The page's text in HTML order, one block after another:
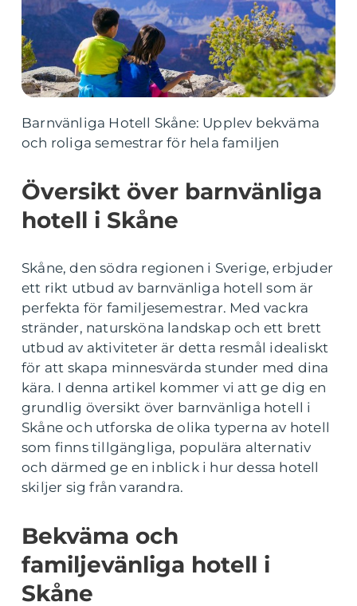
Barnvänliga Hotell Skåne: Upplev bekväma
och roliga semestrar för hela familjen
Översikt över barnvänliga
hotell i Skåne
Skåne, den södra regionen i Sverige, erbjuder
ett rikt utbud av barnvänliga hotell som är
perfekta för familjesemestrar. Med vackra
stränder, natursköna landskap och ett brett
utbud av aktiviteter är detta resmål idealiskt
för att skapa minnesvärda stunder med dina
kära. I denna artikel kommer vi att ge dig en
grundlig översikt över barnvänliga hotell i
Skåne och utforska de olika typerna av hotell
som finns tillgängliga, populära alternativ
och därmed ge en inblick i hur dessa hotell
skiljer sig från varandra.
Bekväma och
familjevänliga hotell i
Skåne